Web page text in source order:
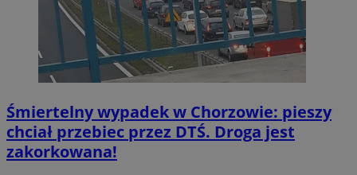
Śmiertelny wypadek w Chorzowie: pieszy
chciał przebiec przez DTŚ. Droga jest
zakorkowana!